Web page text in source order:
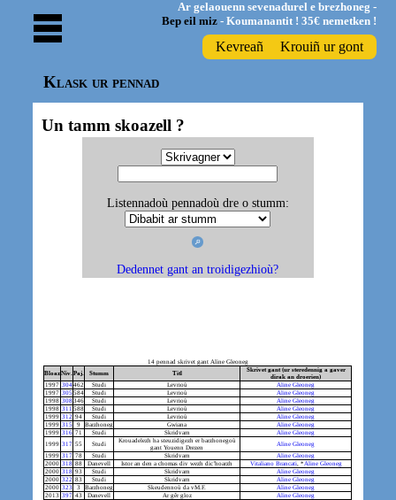
Ar gelaouenn sevenadurel e brezhoneg -
Bep eil miz- Koumanantit ! 35€ nemetken !
Kevreañ Krouiñ ur gont
Klask ur pennad
Un tamm skoazell ?
Listennadoù pennadoù dre o stumm:
Dedennet gant an troidigezhioù?
14 pennad skrivet gant Aline Gleoneg
BloazNiv. Paj. Stumm Titl
Skrivet gant (ur steredennig a gaver
dirak an droerien)
1997 304462 Studi Levrioù
Aline Gleoneg
1997 305584 Studi Levrioù
Aline Gleoneg
1998 308346 Studi Levrioù
Aline Gleoneg
1998 311 588 Studi Levrioù
Aline Gleoneg
1999 312 94 Studi Levrioù
Aline Gleoneg
1999 315 9 Barzhoneg Gwiana
Aline Gleoneg
1999 316 71 Studi Skridvarn
Aline Gleoneg
1999 317 55 Studi
Krouadelezh ha steuzidigezh er barzhonegoù
gant Youenn Drezen
Aline Gleoneg
1999 317 78 Studi Skridvarn
Aline Gleoneg
2000 318 88 Danevell Istor an den a chomas div wezh dic’hoarzh Vitaliano Brancati, * Aline Gleoneg
2000 318 93 Studi Skridvarn
Aline Gleoneg
2000 322 83 Studi Skridvarn
Aline Gleoneg
2000 323 3 Barzhoneg Skeudennoù da vM.F.
Aline Gleoneg
2013 397 43 Danevell Ar gêr gloz Aline Gleoneg